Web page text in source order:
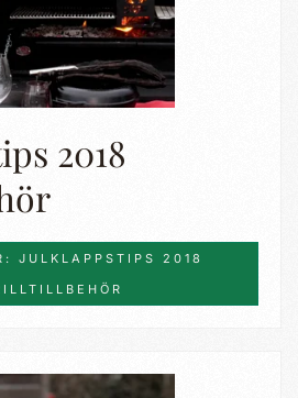
2018
JULKLAPPSTIPS 2018